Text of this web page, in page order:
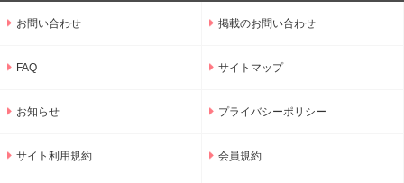
お問い合わせ 掲載のお問い合わせ
FAQ サイトマップ
お知らせ プライバシーポリシー
サイト利用規約 会員規約